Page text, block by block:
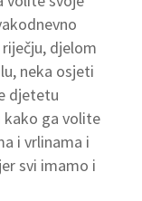
djelom
neka osjeti
djetetu
ga volite
i vrlinama i
svi imamo i